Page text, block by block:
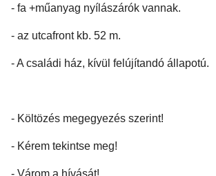
- fa +műanyag nyílászárók vannak.
- az utcafront kb. 52 m.
- A családi ház, kívül felújítandó állapotú.
- Költözés megegyezés szerint!
- Kérem tekintse meg!
- Várom a hívását!